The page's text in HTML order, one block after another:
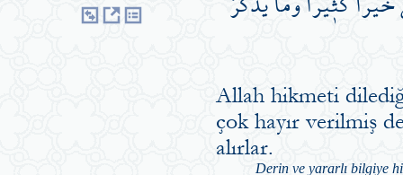
Allah hikmeti
çok hayır verilmiş
alırlar.
Derin ve yararlı bilgiye